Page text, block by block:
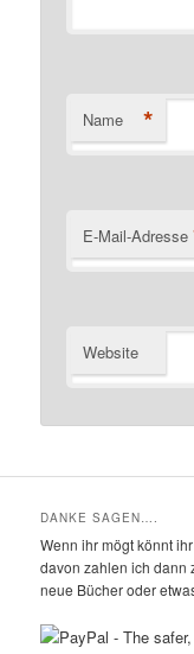
Name *
E-Mail-Adresse
Website
DANKE SAGEN….
Wenn ihr mögt könnt
davon zahlen ich dann
neue Bücher oder